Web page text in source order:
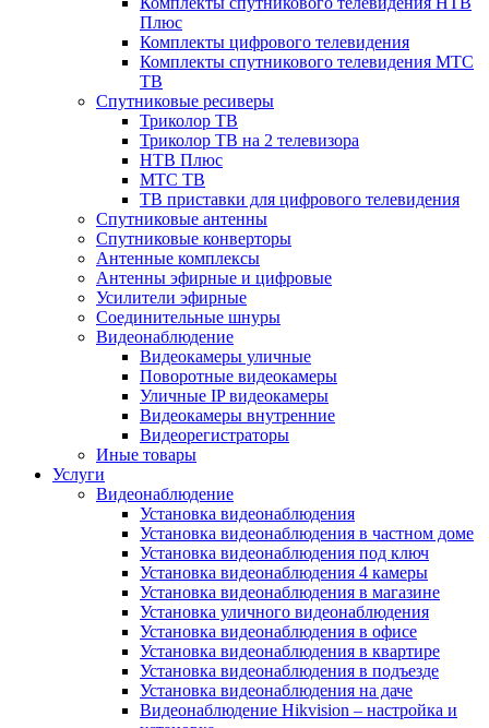
Плюс
Комплекты цифрового телевидения
Комплекты спутникового телевидения МТС
ТВ
Спутниковые ресиверы
Триколор ТВ
Триколор ТВ на 2 телевизора
НТВ Плюс
МТС ТВ
ТВ приставки для цифрового телевидения
Спутниковые антенны
Спутниковые конверторы
Антенные комплексы
Антенны эфирные и цифровые
Усилители эфирные
Соединительные шнуры
Видеонаблюдение
Видеокамеры уличные
Поворотные видеокамеры
Уличные IP видеокамеры
Видеокамеры внутренние
Видеорегистраторы
Иные товары
Услуги
Видеонаблюдение
Установка видеонаблюдения
Установка видеонаблюдения в частном доме
Установка видеонаблюдения под ключ
Установка видеонаблюдения 4 камеры
Установка видеонаблюдения в магазине
Установка уличного видеонаблюдения
Установка видеонаблюдения в офисе
Установка видеонаблюдения в квартире
Установка видеонаблюдения в подъезде
Установка видеонаблюдения на даче
Видеонаблюдение Hikvision – настройка и